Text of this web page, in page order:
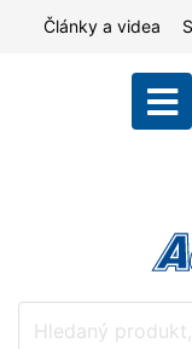
Články a videa